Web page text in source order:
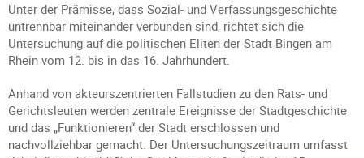
Unter der Prämisse, dass Sozial- und Verfassungsgeschichte
untrennbar miteinander verbunden sind, richtet sich die
Untersuchung auf die politischen Eliten der Stadt Bingen am
Rhein vom 12. bis in das 16. Jahrhundert.
Anhand von akteurszentrierten Fallstudien zu den Rats- und
Gerichtsleuten werden zentrale Ereignisse der Stadtgeschichte
und das „Funktionieren“ der Stadt erschlossen und
nachvollziehbar gemacht. Der Untersuchungszeitraum umfasst